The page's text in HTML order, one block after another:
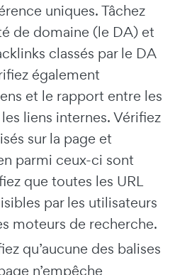
uniques. Tâchez
de domaine (le DA) et
classés par le DA
également
et le rapport entre les
liens internes. Vérifiez
sur la page et
parmi ceux-ci sont
que toutes les URL
par les utilisateurs
moteurs de recherche.
qu’aucune des balises
n’empêche